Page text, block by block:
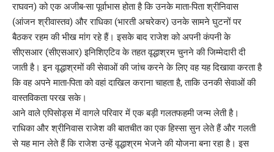
राघवन) को एक अजीब-सा पूर्वाभास होता है कि उनके माता-पिता श्रीनिवास
(आंजन श्रीवास्तव) और राधिका (भारती अचरेकर) उनके सामने घुटनों पर
बैठकर रहम की भीख मांग रहे हैं। इसके बाद राजेश को अपनी कंपनी के
सीएसआर (सीएसआर) इनिशिएटिव के तहत वृद्धाश्रम चुनने की जिम्मेदारी दी
जाती है। इन वृद्धाश्रमों की सेवाओं की जांच करने के लिए वह यह दिखावा करता है
कि वह अपने माता-पिता को वहां दाखिल कराना चाहता है, ताकि उनकी सेवाओं की
वास्तविकता परख सके।
आने वाले एपिसोड्स में वागले परिवार में एक बड़ी गलतफहमी जन्म लेती है।
राधिका और श्रीनिवास राजेश की बातचीत का एक हिस्सा सुन लेते हैं और गलती
से यह मान लेते हैं कि राजेश उन्हें वृद्धाश्रम भेजने की योजना बना रहा है। इस